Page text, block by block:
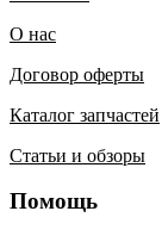
О нас
Договор оферты
Каталог запчастей
Статьи и обзоры
Помощь